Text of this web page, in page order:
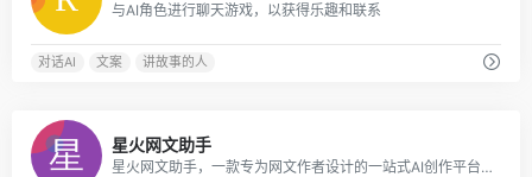
与AI角色进行聊天游戏，以获得乐趣和联系
对话AI 文案 讲故事的人
星火网文助手
星火网文助手，一款专为网文作者设计的一站式AI创作平台，您只需要简单输入写作需求，可以是您的灵感或想法，星火网文助手便能迅速生成高质量的小说内容，让您的创作更加高效。提供多个AI辅助写作功能，包括提炼热榜、AI智能拆书、卡文灵感启发、细节描写、润色、续写、扩写等服务，免费使用，简单便捷高效